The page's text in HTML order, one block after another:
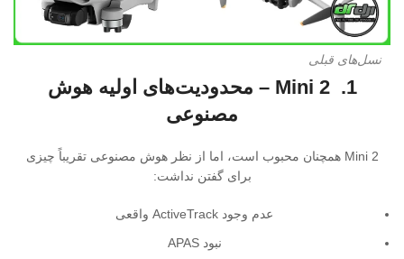
نسل‌های قبلی
1. Mini 2 – محدودیت‌های اولیه هوش
مصنوعی
Mini 2 همچنان محبوب است، اما از نظر هوش مصنوعی تقریباً چیزی
برای گفتن نداشت:
عدم وجود ActiveTrack واقعی
نبود APAS